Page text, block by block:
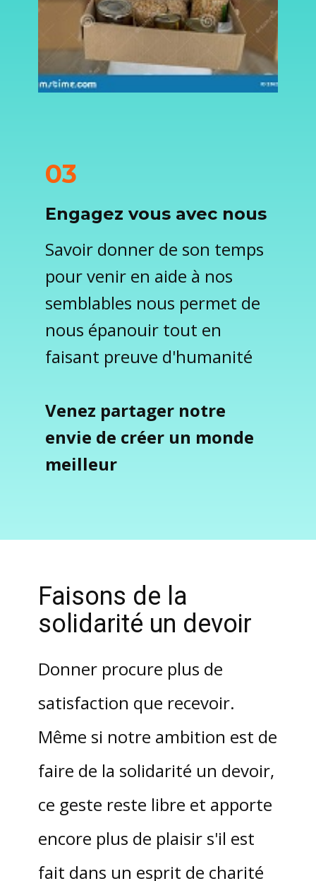
03
Engagez vous avec nous
Savoir donner de son temps
pour venir en aide à nos
semblables nous permet de
nous épanouir tout en
faisant preuve d'humanité
Venez partager notre
envie de créer un monde
meilleur
Faisons de la
solidarité un devoir
Donner procure plus de
satisfaction que recevoir.
Même si notre ambition est de
faire de la solidarité un devoir,
ce geste reste libre et apporte
encore plus de plaisir s'il est
fait dans un esprit de charité